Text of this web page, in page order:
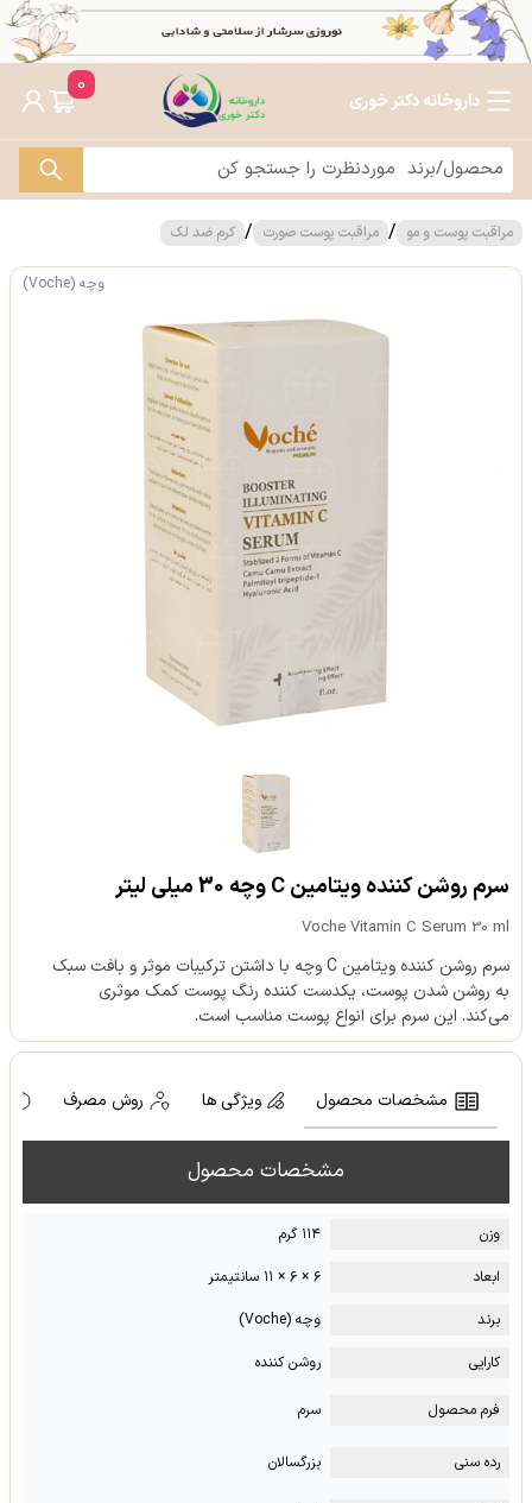
داروخانه دکتر خوری
0
مراقبت پوست و مو / مراقبت پوست صورت / کرم ضد لک
وچه (Voche)
سرم روشن کننده ویتامین C وچه 30 میلی لیتر
Voche Vitamin C Serum 30 ml
سرم روشن کننده ویتامین C وچه با داشتن ترکیبات موثر و بافت سبک
به روشن شدن پوست، یکدست کننده رنگ پوست کمک موثری
می‌کند. این سرم برای انواع پوست مناسب است.
مشخصات محصول ویژگی ها روش مصرف
مشخصات محصول
وزن
۱۱۴ گرم
ابعاد
۶ × ۶ × ۱۱ سانتیمتر
برند
وچه (Voche)
کارایی
روشن کننده
فرم محصول سرم
رده سنی بزرگسالان